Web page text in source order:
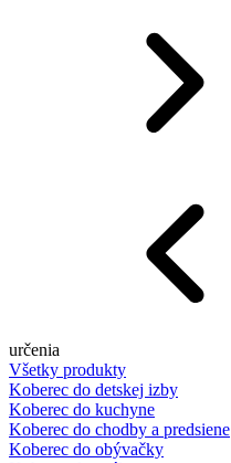
určenia
Všetky produkty
Koberec do detskej izby
Koberec do kuchyne
Koberec do chodby a predsiene
Koberec do obývačky